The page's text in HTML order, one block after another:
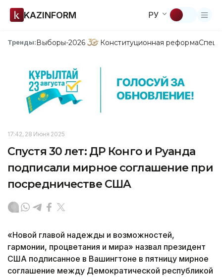
KAZINFORM РУ
Тренды:Выборы-2026 Конституционная реформа
17:42, 28 Июня 2025
Спустя 30 лет: ДР Конго и Руанда
подписали мирное соглашение при
посредничестве США
«Новой главой надежды и возможностей,
гармонии, процветания и мира» назвал президент
США подписанное в Вашингтоне в пятницу мирное
соглашение между Демократической республикой